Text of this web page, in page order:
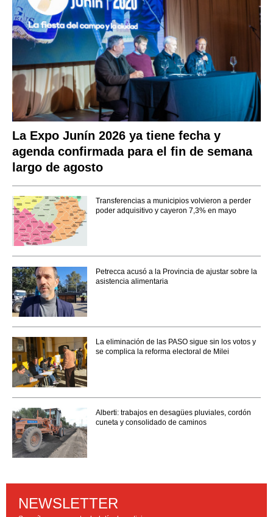
La Expo Junín 2026 ya tiene fecha y
agenda confirmada para el fin de semana
largo de agosto
Transferencias a municipios volvieron a perder
poder adquisitivo y cayeron 7,3% en mayo
Petrecca acusó a la Provincia de ajustar sobre la
asistencia alimentaria
La eliminación de las PASO sigue sin los votos y
se complica la reforma electoral de Milei
Alberti: trabajos en desagües pluviales, cordón
cuneta y consolidado de caminos
NEWSLETTER